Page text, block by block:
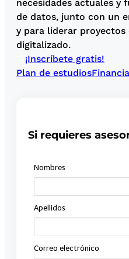
necesidades actuales y
de datos, junto con un
y para liderar
digitalizado.
¡Inscríbete gratis!
Plan de estudios
Si requieres